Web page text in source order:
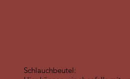
Schlauchbeutel: